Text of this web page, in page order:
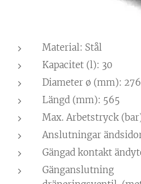
Material: Stål
Kapacitet (l): 30
Diameter ø (mm): 276
Längd (mm): 565
Max. Arbetstryck
Anslutningar
Gängad kontakt
Gänganslutning